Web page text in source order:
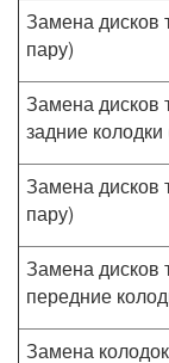
Замена дисков
пару)
Замена дисков
задние колодки
Замена дисков
пару)
Замена дисков
передние
Замена